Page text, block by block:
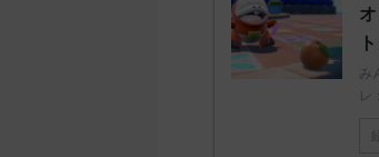
される人さん707 707 名
ん、君に決めた！ (ﾎﾟｷｯｰ
lQHy) 2022/11/11(金)
9 ストライク 輝石持たせ
いけバレパンマン バサギ
み
レ